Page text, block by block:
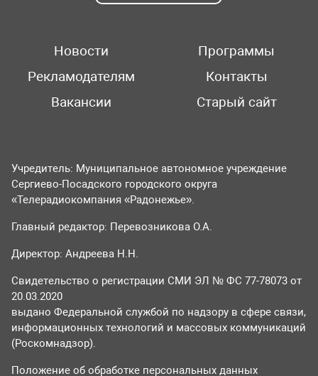
Новости
Программы
Рекламодателям
Контакты
Вакансии
Старый сайт
Учредитель: Муниципальное автономное учреждение
Сергиево-Посадского городского округа
«Телерадиокомпания «Радонежье».
Главный редактор: Перевозникова О.А.
Директор: Андреева Н.Н.
Свидетельство о регистрации СМИ ЭЛ № ФС 77-78073 от
20.03.2020
выдано Федеральной службой по надзору в сфере связи,
информационных технологий и массовых коммуникаций
(Роскомнадзор).
Положение об обработке персональных данных